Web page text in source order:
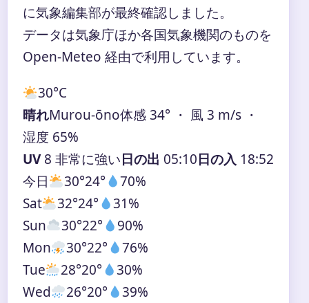
に気象編集部が最終確認しました。
データは気象庁ほか各国気象機関のものを
Open-Meteo 経由で利用しています。
30°C
晴れMurou-ōno体感 34° ・ 風 3 m/s ・
湿度 65%
UV8 非常に強い日の出 05:10日の入 18:52
今日
30°24°
70%
Sat
32°24°
31%
Sun
30°22°
90%
Mon
30°22°
76%
Tue
28°20°
30%
Wed
26°20°
39%